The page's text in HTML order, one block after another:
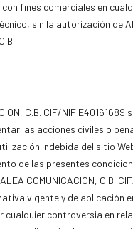
fines comerciales en
sin la autorización de
C.B. CIF/NIF E40161689
las acciones civiles o
indebida del sitio
de las presentes
COMUNICACION, C.B.
vigente y de aplicación
cualquier controversia en